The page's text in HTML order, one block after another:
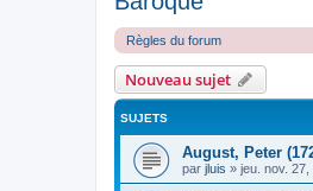
Règles du forum
Nouveau sujet
SUJETS
August, Peter
par jluis » jeu. nov.